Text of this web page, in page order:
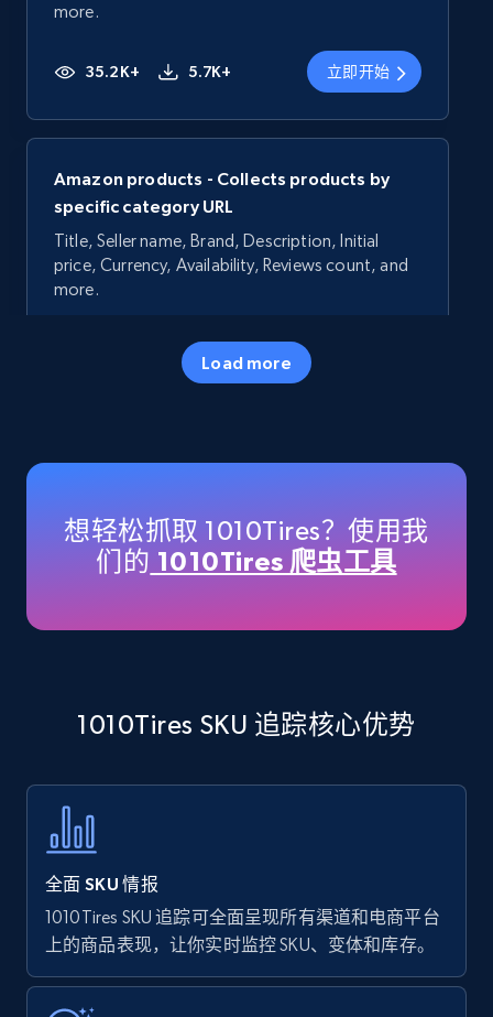
more.
35.2K+ 5.7K+ 立即开始
Amazon products - Collects products by
specific category URL
Title, Seller name, Brand, Description, Initial
price, Currency, Availability, Reviews count, and
more.
5.7K+
Title, Seller name, Brand, Description, Initial
price, Currency, Availability, Reviews count, and
more.
35.2K+ 5.7K+ 立即开始
Amazon products - find products by using
price, Currency, Availability, Reviews count, and
more.
5.7K+ 立即开始
Amazon Reviews
Load more
想轻松抓取 1010Tires？使用我
们的 1010Tires 爬虫工具
1010Tires SKU 追踪核心优势
全面 SKU 情报
1010Tires SKU 追踪可全面呈现所有渠道和电商平台
上的商品表现，让你实时监控 SKU、变体和库存。